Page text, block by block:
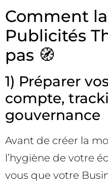
Comment
Publicités
pas 🧭
1) Préparer
compte,
gouvernance
Avant de créer la
l’hygiène de votre
vous que votre